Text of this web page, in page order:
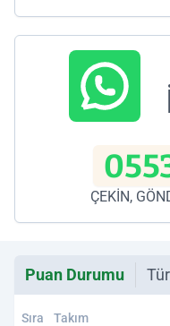
ÇEKİN,
Puan Durumu
Sıra Takım